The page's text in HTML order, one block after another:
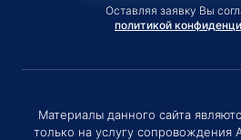
Оставляя заявку Вы
политикой
Материалы данного сайта
только на услугу сопровождения